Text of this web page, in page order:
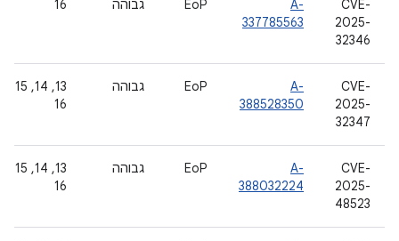
CVE-
2025-
32346
A-
337785563
EoP גבוהה 16
CVE-
2025-
32347
A-
388528350
EoP גבוהה
16
CVE-
2025-
48523
A-
388032224
EoP גבוהה
16